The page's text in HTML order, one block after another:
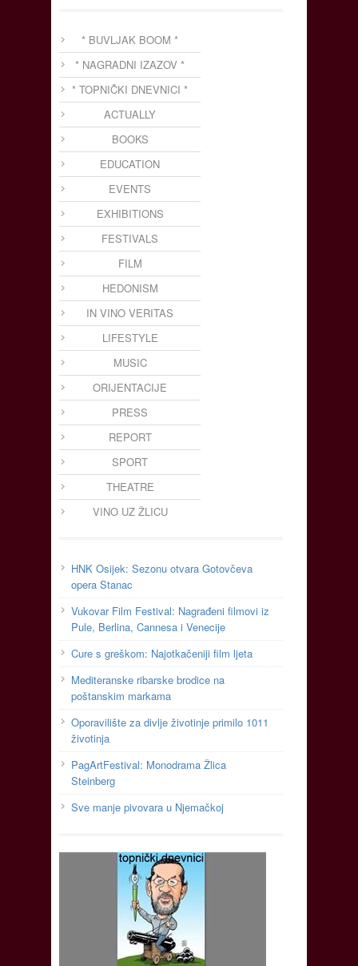
* BUVLJAK BOOM *
* NAGRADNI IZAZOV *
* TOPNIČKI DNEVNICI *
ACTUALLY
BOOKS
EDUCATION
EVENTS
EXHIBITIONS
FESTIVALS
FILM
HEDONISM
IN VINO VERITAS
LIFESTYLE
MUSIC
ORIJENTACIJE
PRESS
REPORT
SPORT
THEATRE
VINO UZ ŽLICU
HNK Osijek: Sezonu otvara Gotovčeva
opera Stanac
Vukovar Film Festival: Nagrađeni filmovi iz
Pule, Berlina, Cannesa i Venecije
Cure s greškom: Najotkačeniji film ljeta
Mediteranske ribarske brodice na
poštanskim markama
Oporavilište za divlje životinje primilo 1011
životinja
PagArtFestival: Monodrama Žlica
Steinberg
Sve manje pivovara u Njemačkoj